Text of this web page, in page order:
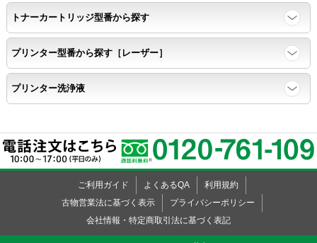
速乾性
互換性テストサンプルを5ページ連続印刷する。
飛び散り
標準カラーサンプル /
互換性テストサンプルを印刷する。
トナーカートリッジ型番から探す
プリンター型番から探す［レーザー］
プリンター洗浄液
ご利用ガイド よくあるQA
利用規約
古物営業法に基づく表示
プライバシーポリシー
会社情報・特定商取引法に基づく表記